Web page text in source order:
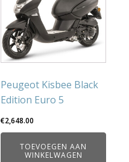
Peugeot Kisbee Black
Edition Euro 5
€2,648.00
TOEVOEGEN AAN
WINKELWAGEN